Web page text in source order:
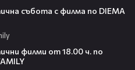
събота с филма по DIEMA
филми от 18.00 ч. по